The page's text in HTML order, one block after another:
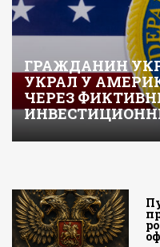
ГРАЖДАНИН
УКРАЛ У
ЧЕРЕЗ